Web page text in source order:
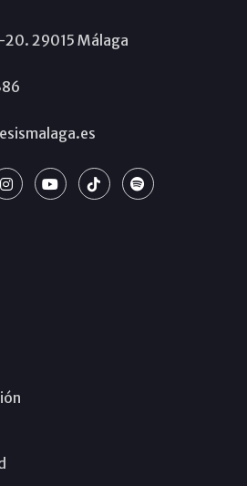
20. 29015 Málaga